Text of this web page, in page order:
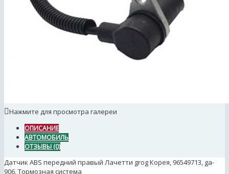
Нажмите для просмотра галереи
ОПИСАНИЕ
АВТОМОБИЛЬ
ОТЗЫВЫ (0)
Датчик ABS передний правый Лачетти grog Корея, 96549713, ga-
906, Тормозная система